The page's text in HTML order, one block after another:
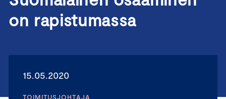
on rapistumassa
15.05.2020
TOIMITUSJOHTAJA